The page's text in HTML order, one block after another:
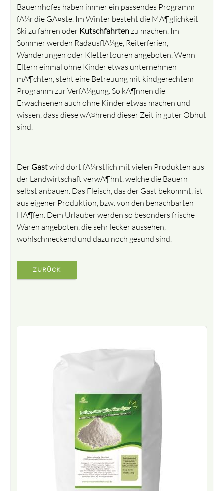
Bauernhofes haben immer ein passendes Programm
fÃ¼r die GÃ¤ste. Im Winter besteht die MÃ¶glichkeit
Ski zu fahren oder Kutschfahrtenzu machen. Im
Sommer werden RadausflÃ¼ge, Reiterferien,
Wanderungen oder Klettertouren angeboten. Wenn
Eltern einmal ohne Kinder etwas unternehmen
mÃ¶chten, steht eine Betreuung mit kindgerechtem
Programm zur VerfÃ¼gung. So kÃ¶nnen die
Erwachsenen auch ohne Kinder etwas machen und
wissen, dass diese wÃ¤hrend dieser Zeit in guter Obhut
sind.
Der Gastwird dort fÃ¼rstlich mit vielen Produkten aus
der Landwirtschaft verwÃ¶hnt, welche die Bauern
selbst anbauen. Das Fleisch, das der Gast bekommt, ist
aus eigener Produktion, bzw. von den benachbarten
HÃ¶fen. Dem Urlauber werden so besonders frische
Waren angeboten, die sehr lecker aussehen,
wohlschmeckend und dazu noch gesund sind.
ZURÜCK